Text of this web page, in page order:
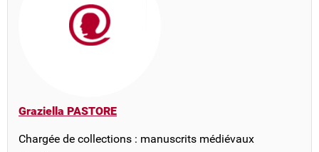
Graziella PASTORE
Chargée de collections : manuscrits médiévaux